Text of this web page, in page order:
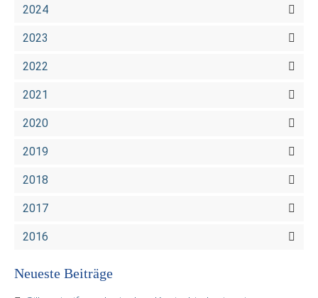
2024
2023
2022
2021
2020
2019
2018
2017
2016
Neueste Beiträge